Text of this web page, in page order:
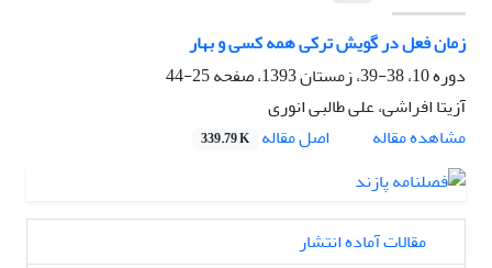
زمان فعل در گویش ترکی همه کسی و بهار
دوره 10، 38-39، زمستان 1393، صفحه
25-44
آزیتا افراشی، علی طالبی انوری
مشاهده مقاله
اصل مقاله 339.79 K
مقالات آماده انتشار